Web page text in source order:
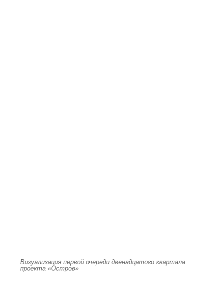
Визуализация первой очереди двенадцатого квартала
проекта «Остров»